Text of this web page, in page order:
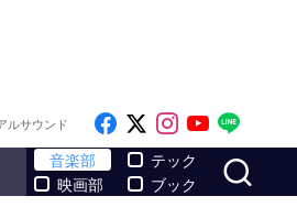
ルサウンド Like on Facebook
Follow on x
Follow on
Follow
音楽部
映画部
テック
ブック